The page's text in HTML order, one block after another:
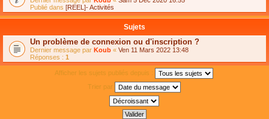
Publié dans [REEL]- Activités
Sujets
Un problème de connexion ou d'inscription ?
Dernier message par Koub « Ven 11 Mars 2022 13:48
Réponses : 1
Afficher les sujets publiés depuis :
Trier par